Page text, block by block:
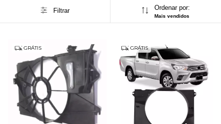
Filtrar Ordenar por:
Mais vendidos
GRÁTIS GRÁTIS